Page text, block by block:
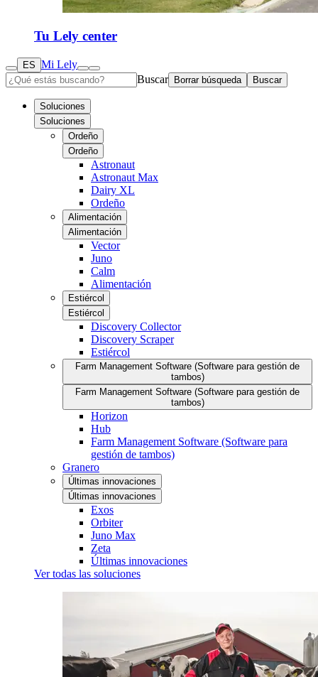
Tu Lely center
ES Mi Lely
Buscar
Borrar búsqueda Buscar
Soluciones
Soluciones
Ordeño
Ordeño
Astronaut
Astronaut Max
Dairy XL
Ordeño
Alimentación
Alimentación
Vector
Juno
Calm
Alimentación
Estiércol
Estiércol
Discovery Collector
Discovery Scraper
Estiércol
Farm Management Software (Software para gestión de
tambos)
Farm Management Software (Software para gestión de
tambos)
Horizon
Hub
Farm Management Software (Software para
gestión de tambos)
Granero
Últimas innovaciones
Últimas innovaciones
Exos
Orbiter
Juno Max
Zeta
Últimas innovaciones
Ver todas las soluciones